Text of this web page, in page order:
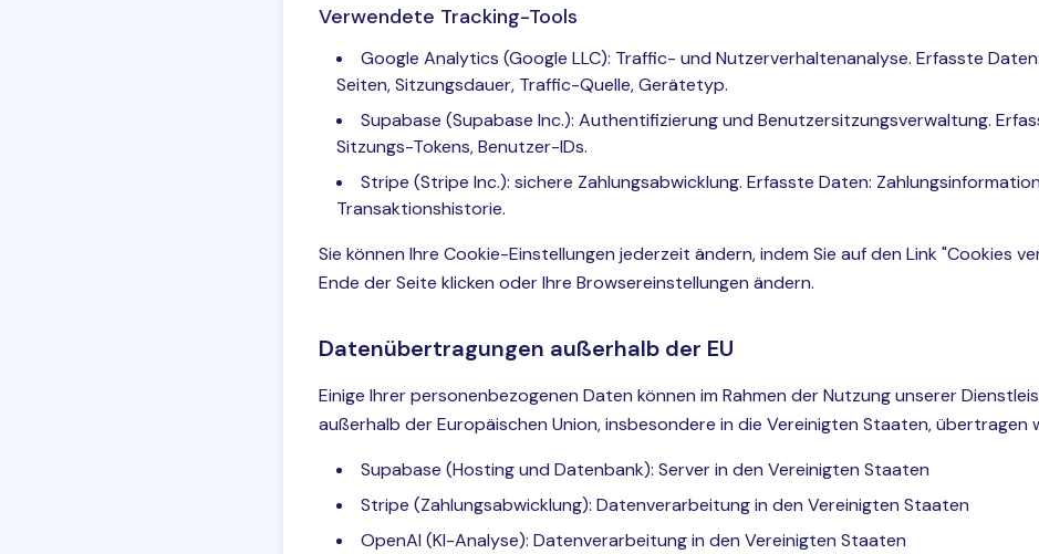
Verwendete Tracking-Tools
Google Analytics (Google LLC): Traffic- und Nutzerverhaltenanalyse. Erfasste
Seiten, Sitzungsdauer, Traffic-Quelle, Gerätetyp.
Supabase (Supabase Inc.): Authentifizierung und Benutzersitzungsverwaltung.
Sitzungs-Tokens, Benutzer-IDs.
Stripe (Stripe Inc.): sichere Zahlungsabwicklung. Erfasste Daten:
Transaktionshistorie.
Sie können Ihre Cookie-Einstellungen jederzeit ändern, indem Sie auf den Link "Cookies
Ende der Seite klicken oder Ihre Browsereinstellungen ändern.
Datenübertragungen außerhalb der EU
Einige Ihrer personenbezogenen Daten können im Rahmen der Nutzung unserer
außerhalb der Europäischen Union, insbesondere in die Vereinigten Staaten, übertragen
Supabase (Hosting und Datenbank): Server in den Vereinigten Staaten
Stripe (Zahlungsabwicklung): Datenverarbeitung in den Vereinigten Staaten
OpenAI (KI-Analyse): Datenverarbeitung in den Vereinigten Staaten